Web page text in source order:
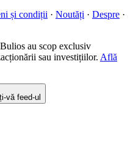
și condiții · Noutăți · Despre ·
au scop exclusiv
sau investițiilor. Află
vă feed-ul